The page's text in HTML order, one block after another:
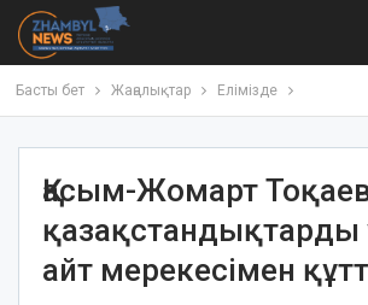
Басты бет Жаңалықтар Елімізде
Қасым-Жомарт
қазақстандықтарды
айт мерекесімен